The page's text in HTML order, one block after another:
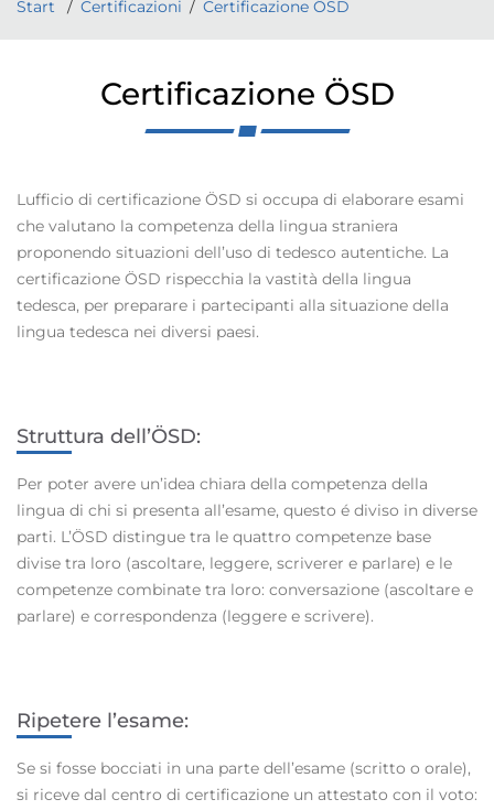
Start Certificazioni Certificazione ÖSD
Certificazione ÖSD
Lufficio di certificazione ÖSD si occupa di elaborare esami
che valutano la competenza della lingua straniera
proponendo situazioni dell’uso di tedesco autentiche. La
certificazione ÖSD rispecchia la vastità della lingua
tedesca, per preparare i partecipanti alla situazione della
lingua tedesca nei diversi paesi.
Struttura dell’ÖSD:
Per poter avere un’idea chiara della competenza della
lingua di chi si presenta all’esame, questo é diviso in diverse
parti. L’ÖSD distingue tra le quattro competenze base
divise tra loro (ascoltare, leggere, scriverer e parlare) e le
competenze combinate tra loro: conversazione (ascoltare e
parlare) e correspondenza (leggere e scrivere).
Ripetere l’esame:
Se si fosse bocciati in una parte dell’esame (scritto o orale),
si riceve dal centro di certificazione un attestato con il voto: